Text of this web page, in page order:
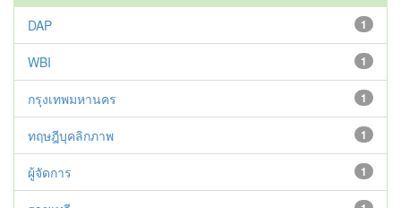
1
DAP
1
WBI
1
กรุงเทพมหานคร
1
ทฤษฎีบุคลิกภาพ
1
ผู้จัดการ